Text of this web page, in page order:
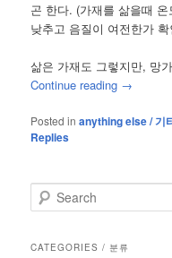
곤 한다. (가재를 삶을때
낮추고 음질이 여전한가
삶은 가재도 그렇지만, 망
Continue reading →
Posted in anything else / 기
Replies
e
rCATEGORIES / 분류